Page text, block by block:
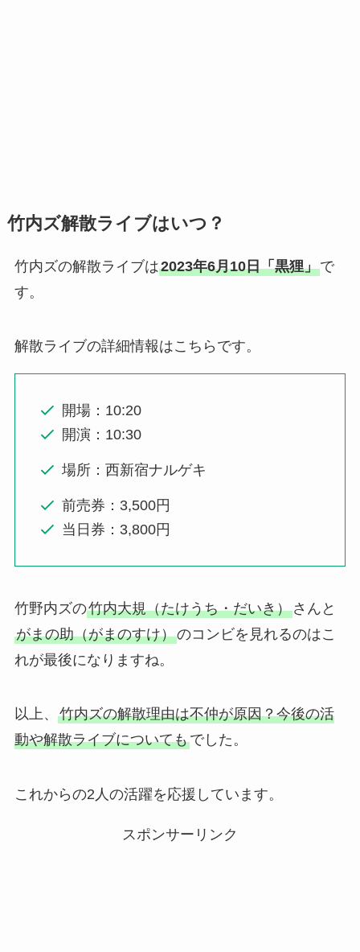
竹内ズ解散ライブはいつ？
竹内ズの解散ライブは2023年6月10日「黒狸」で
す。
解散ライブの詳細情報はこちらです。
開場：10:20
開演：10:30
場所：西新宿ナルゲキ
前売券：3,500円
当日券：3,800円
竹野内ズの竹内大規（たけうち・だいき）さんと
がまの助（がまのすけ）のコンビを見れるのはこ
れが最後になりますね。
以上、 竹内ズの解散理由は不仲が原因？今後の活
動や解散ライブについてもでした。
これからの2人の活躍を応援しています。
スポンサーリンク